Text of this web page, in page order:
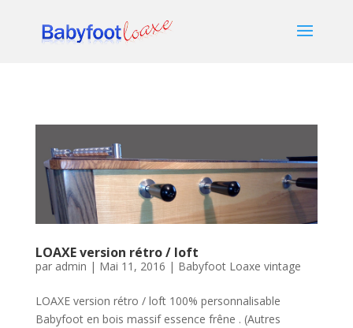
LOAXE version rétro / loft
par admin | Mai 11, 2016 | Babyfoot Loaxe vintage
LOAXE version rétro / loft 100% personnalisable
Babyfoot en bois massif essence frêne . (Autres